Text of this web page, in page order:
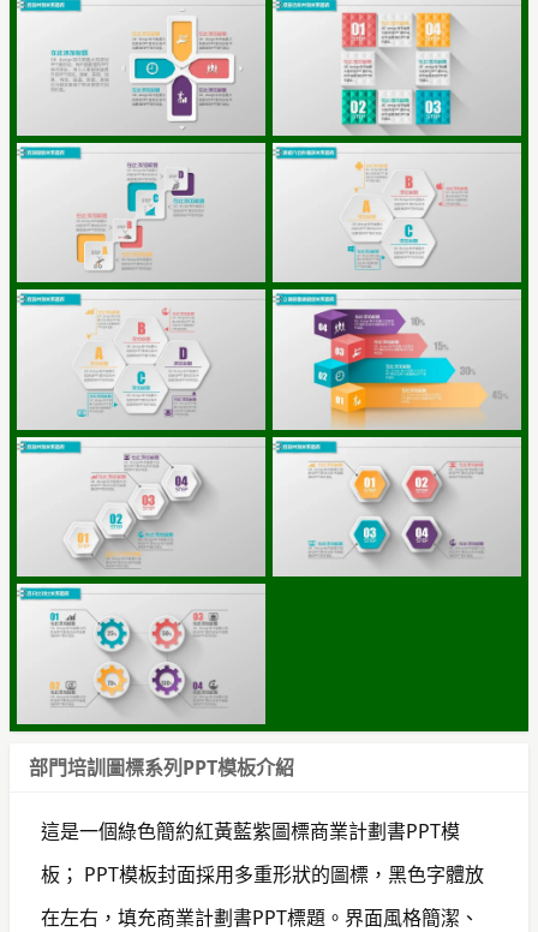
部門培訓圖標系列PPT模板介紹
這是一個綠色簡約紅黃藍紫圖標商業計劃書PPT模
板； PPT模板封面採用多重形狀的圖標，黑色字體放
在左右，填充商業計劃書PPT標題。界面風格簡潔、